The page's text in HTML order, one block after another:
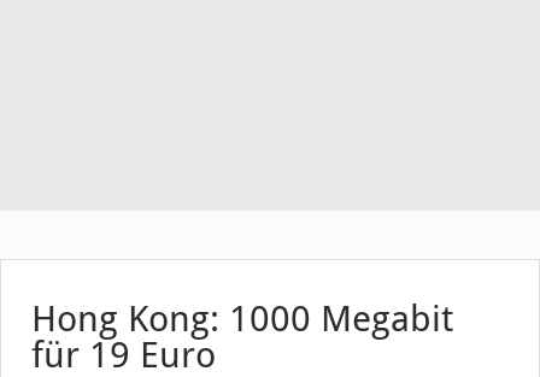
Hong Kong: 1000 Megabit
für 19 Euro